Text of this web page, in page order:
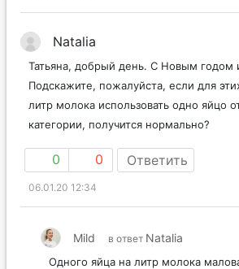
Natalia
Татьяна, добрый день. С Новым годом
Подскажите, пожалуйста, если для
литр молока использовать одно яйцо
категории, получится нормально?
0 0 Ответить
06.01.20 12:34
Mild в ответ Natalia
Одного яйца на литр молока